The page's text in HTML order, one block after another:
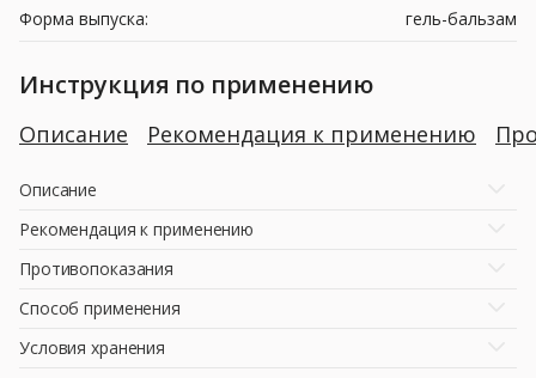
Форма выпуска:
гель-бальзам
Инструкция по применению
Описание Рекомендация к применению
Описание
Рекомендация к применению
Противопоказания
Способ применения
Условия хранения